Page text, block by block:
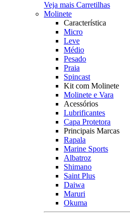
Veja mais Carretilhas
Molinete
Característica
Micro
Leve
Médio
Pesado
Praia
Spincast
Kit com Molinete
Molinete e Vara
Acessórios
Lubrificantes
Capa Protetora
Principais Marcas
Rapala
Marine Sports
Albatroz
Shimano
Saint Plus
Daiwa
Maruri
Okuma